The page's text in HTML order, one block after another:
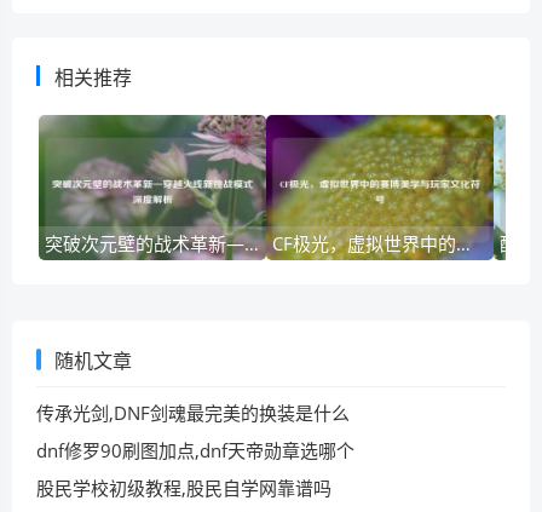
相关推荐
突破次元壁的战术革新—穿越火线新挑战模式深度解析 CF极光，虚拟世界中的赛博美学与玩家文化符号
随机文章
传承光剑,DNF剑魂最完美的换装是什么
dnf修罗90刷图加点,dnf天帝勋章选哪个
股民学校初级教程,股民自学网靠谱吗